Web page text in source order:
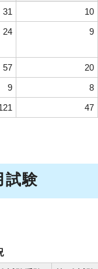
31 10
24 9
57 20
9 8
47
試験